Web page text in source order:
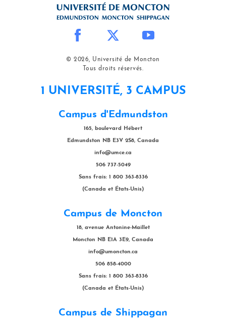
© 2026, Université de Moncton
Tous droits réservés.
1 UNIVERSITÉ, 3 CAMPUS
Campus d'Edmundston
165, boulevard Hébert
Edmundston NB E3V 2S8, Canada
info@umce.ca
506 737-5049
Sans frais: 1 800 363-8336
(Canada et États-Unis)
Campus de Moncton
18, avenue Antonine-Maillet
Moncton NB E1A 3E9, Canada
info@umoncton.ca
506 858-4000
Sans frais: 1 800 363-8336
(Canada et États-Unis)
Campus de Shippagan